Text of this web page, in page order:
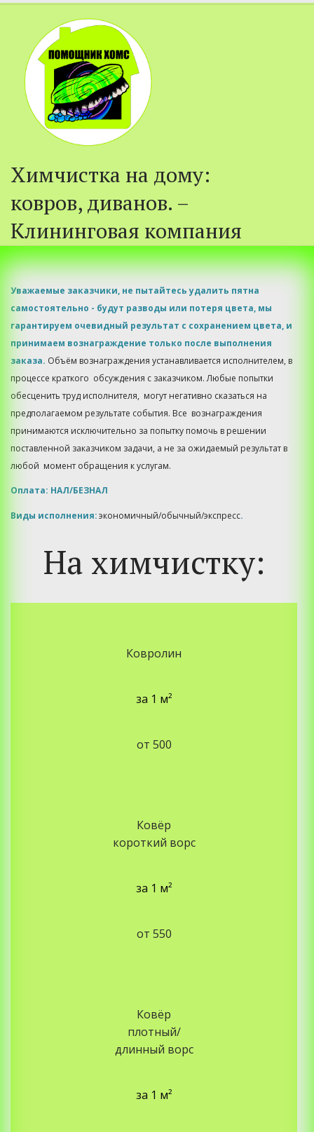
Химчистка на дому:
ковров, диванов. –
Клининговая компания
Уважаемые заказчики, не пытайтесь удалить пятна
самостоятельно - будут разводы или потеря цвета, мы
гарантируем очевидный результат с сохранением цвета, и
принимаем вознаграждение только после выполнения
заказа. Объём вознаграждения устанавливается исполнителем, в
процессе краткого  обсуждения с заказчиком. Любые попытки
обесценить труд исполнителя,  могут негативно сказаться на
предполагаемом результате события. Все  вознаграждения
принимаются исключительно за попытку помочь в решении
поставленной заказчиком задачи, а не за ожидаемый результат в
любой  момент обращения к услугам.
Оплата: НАЛ/БЕЗНАЛ
Виды исполнения: экономичный/обычный/экспресс.
На химчистку:
Ковролин
за 1 м²
от 500
Ковёр
короткий ворс
за 1 м²
от 550
Ковёр
плотный/
длинный ворс
за 1 м²